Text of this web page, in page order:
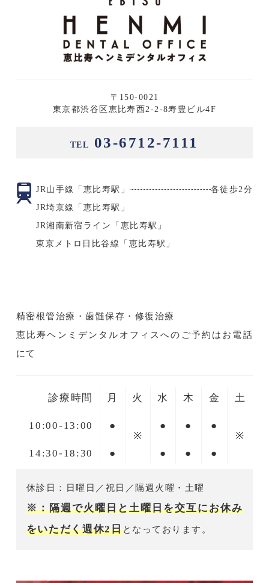
〒150-0021
東京都渋谷区恵比寿西2-2-8寿豊ビル4F
TEL 03-6712-7111
JR山手線「恵比寿駅」
各徒歩2分
JR埼京線「恵比寿駅」
JR湘南新宿ライン「恵比寿駅」
東京メトロ日比谷線「恵比寿駅」
精密根管治療・歯髄保存・修復治療
恵比寿ヘンミデンタルオフィスへのご予約はお電話
にて
診療時間 月 火 水 木 金 土
10:00-13:00
●
※
● ●
●
※
14:30-18:30
● ● ● ●
休診日：日曜日／祝日／隔週火曜・土曜
※：隔週で火曜日と土曜日を交互にお休み
をいただく週休2日となっております。